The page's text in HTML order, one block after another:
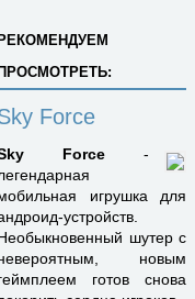
Force
Force -
игрушка для
устройств.
шутер с
новым
готов снова